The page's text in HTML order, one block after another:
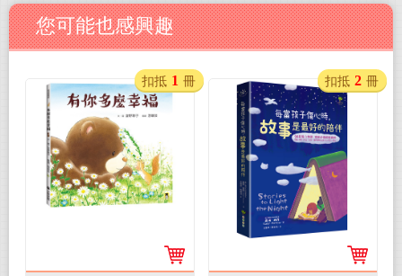
您可能也感興趣
扣抵 1 冊 扣抵 2 冊